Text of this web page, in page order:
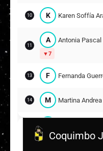
10 K Karen Soffía
11
A Antonia Pascal
7
13 F Fernanda
14 M Martina
Coquimbo